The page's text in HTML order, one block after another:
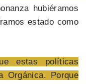
hubiéramos
estado como
estas políticas
Orgánica. Porque